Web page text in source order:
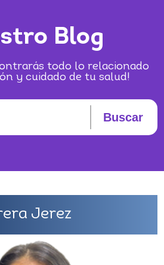
Blog
todo lo relacionado
y cuidado de tu salud!
Buscar
Jerez